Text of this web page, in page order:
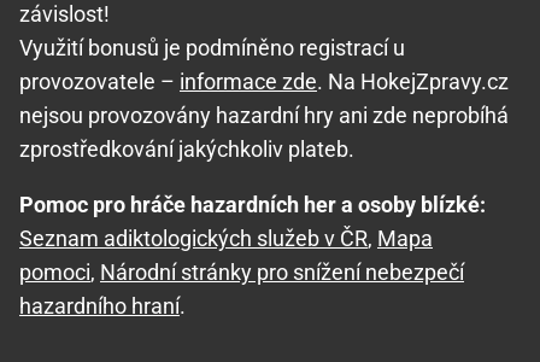
závislost!
Využití bonusů je podmíněno registrací u
provozovatele – informace zde. Na HokejZpravy.cz
nejsou provozovány hazardní hry ani zde neprobíhá
zprostředkování jakýchkoliv plateb.
Pomoc pro hráče hazardních her a osoby blízké:
Seznam adiktologických služeb v ČR, Mapa
pomoci, Národní stránky pro snížení nebezpečí
hazardního hraní.